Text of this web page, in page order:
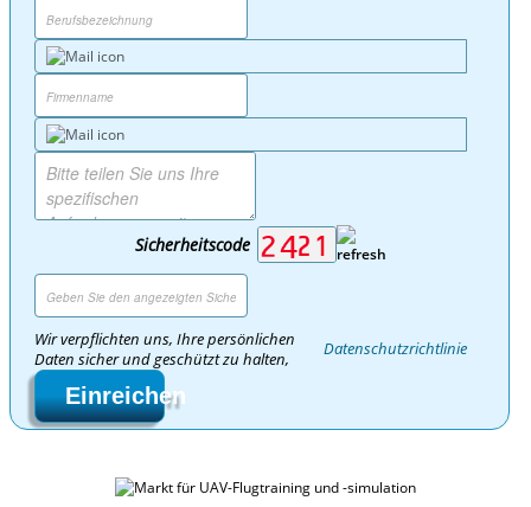
Sicherheitscode
Wir verpflichten uns, Ihre persönlichen
Daten sicher und geschützt zu halten,
Datenschutzrichtlinie
Einreichen